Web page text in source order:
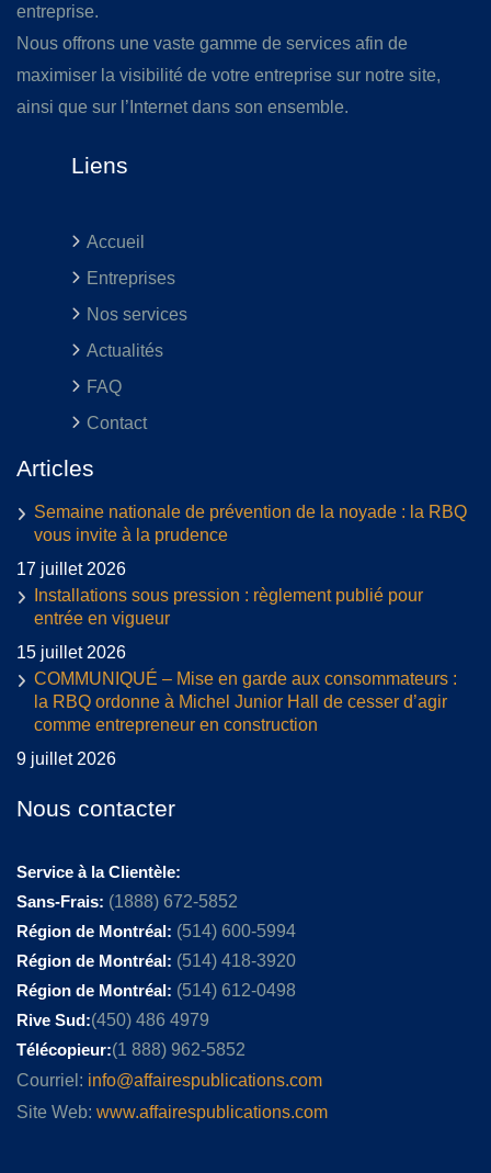
entreprise.
Nous offrons une vaste gamme de services afin de
maximiser la visibilité de votre entreprise sur notre site,
ainsi que sur l’Internet dans son ensemble.
Liens
Accueil
Entreprises
Nos services
Actualités
FAQ
Contact
Articles
Semaine nationale de prévention de la noyade : la RBQ
vous invite à la prudence
17 juillet 2026
Installations sous pression : règlement publié pour
entrée en vigueur
15 juillet 2026
COMMUNIQUÉ – Mise en garde aux consommateurs :
la RBQ ordonne à Michel Junior Hall de cesser d’agir
comme entrepreneur en construction
9 juillet 2026
Nous contacter
Service à la Clientèle:
Sans-Frais: (1888) 672-5852
Région de Montréal: (514) 600-5994
Région de Montréal: (514) 418-3920
Région de Montréal: (514) 612-0498
Rive Sud:(450) 486 4979
Télécopieur:(1 888) 962-5852
Courriel: info@affairespublications.com
Site Web: www.affairespublications.com